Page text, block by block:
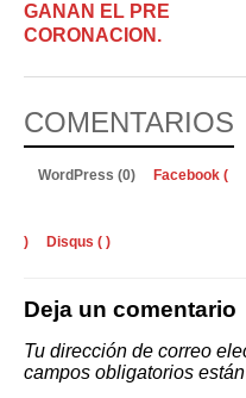
GANAN EL PRE
CORONACION.
COMENTARIOS
WordPress (0) Facebook (
) Disqus ( )
Deja un comentario
Tu dirección de correo
campos obligatorios